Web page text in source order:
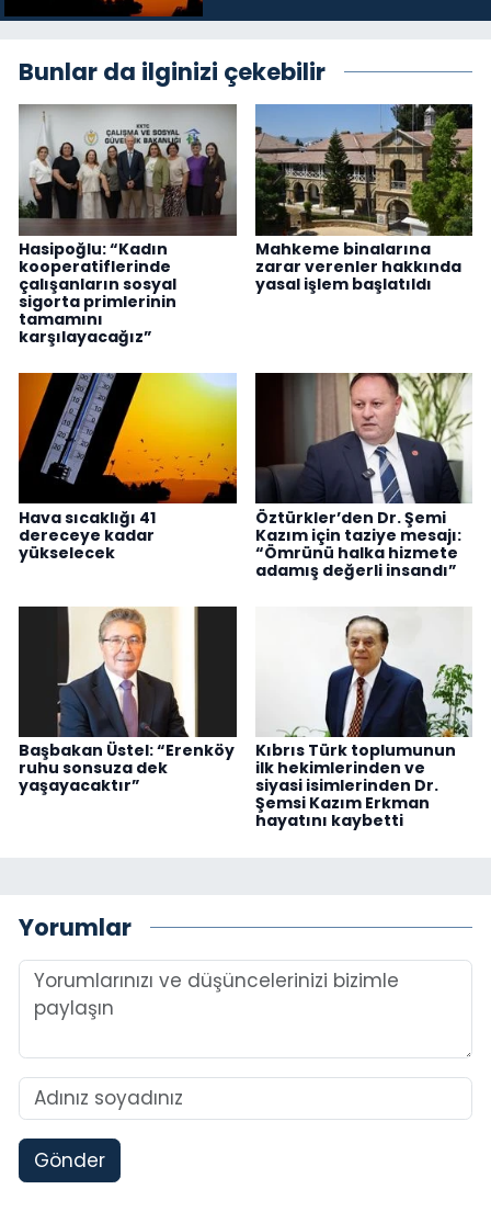
Bunlar da ilginizi çekebilir
Hasipoğlu: “Kadın
kooperatiflerinde
çalışanların sosyal
sigorta primlerinin
tamamını
karşılayacağız”
Mahkeme binalarına
zarar verenler hakkında
yasal işlem başlatıldı
Hava sıcaklığı 41
dereceye kadar
yükselecek
Öztürkler’den Dr. Şemi
Kazım için taziye mesajı:
“Ömrünü halka hizmete
adamış değerli insandı”
Başbakan Üstel: “Erenköy
ruhu sonsuza dek
yaşayacaktır”
Kıbrıs Türk toplumunun
ilk hekimlerinden ve
siyasi isimlerinden Dr.
Şemsi Kazım Erkman
hayatını kaybetti
Yorumlar
Gönder